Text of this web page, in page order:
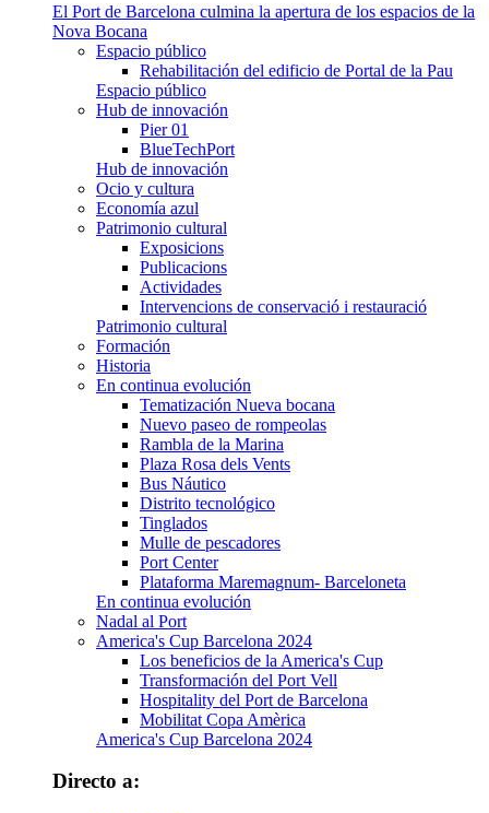
El Port de Barcelona culmina la apertura de los espacios de la
Nova Bocana
Espacio público
Rehabilitación del edificio de Portal de la Pau
Espacio público
Hub de innovación
Pier 01
BlueTechPort
Hub de innovación
Ocio y cultura
Economía azul
Patrimonio cultural
Exposicions
Publicacions
Actividades
Intervencions de conservació i restauració
Patrimonio cultural
Formación
Historia
En continua evolución
Tematización Nueva bocana
Nuevo paseo de rompeolas
Rambla de la Marina
Plaza Rosa dels Vents
Bus Náutico
Distrito tecnológico
Tinglados
Mulle de pescadores
Port Center
Plataforma Maremagnum- Barceloneta
En continua evolución
Nadal al Port
America's Cup Barcelona 2024
Los beneficios de la America's Cup
Transformación del Port Vell
Hospitality del Port de Barcelona
Mobilitat Copa Amèrica
America's Cup Barcelona 2024
Directo a: